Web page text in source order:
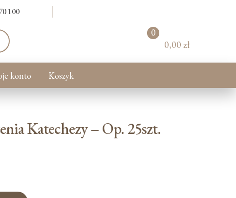
100
0
pr
uk
w
0,00 zł
konto Koszyk
Katechezy – Op. 25szt.